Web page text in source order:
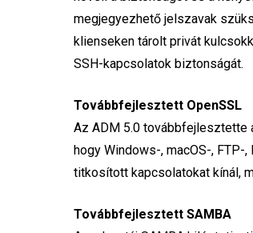
megjegyezhető jelszavak
klienseken tárolt privát
SSH-kapcsolatok biztonságát.
Továbbfejlesztett OpenSSL
Az ADM 5.0 továbbfejlesztette
hogy Windows-, macOS-,
titkosított kapcsolatokat kínál,
Továbbfejlesztett SAMBA